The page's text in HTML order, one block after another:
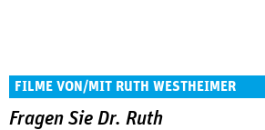
FILME VON/MIT RUTH WESTHEIMER
Fragen Sie Dr. Ruth